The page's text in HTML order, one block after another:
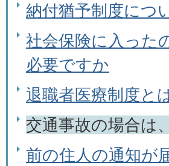
納付猶予制度につ
社会保険に入った
必要ですか
退職者医療制度と
交通事故の場合は
前の住人の通知が